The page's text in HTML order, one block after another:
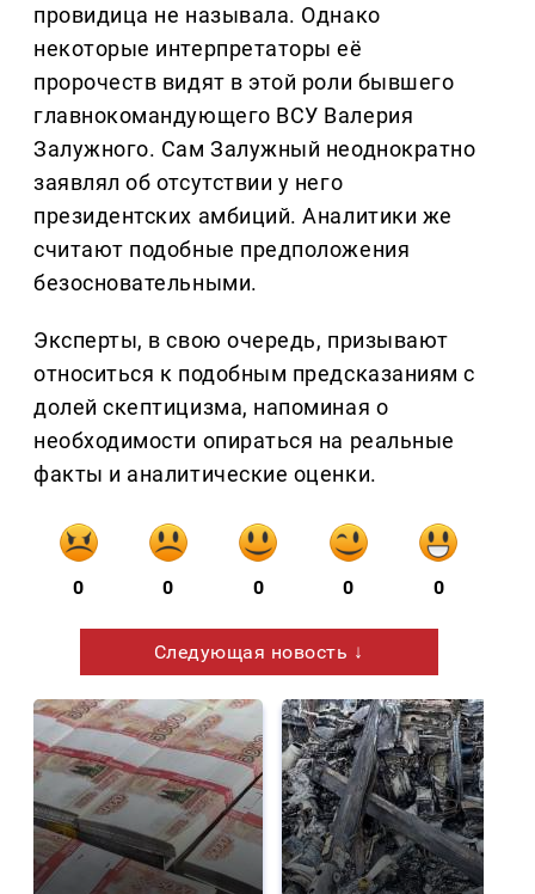
провидица не называла. Однако
некоторые интерпретаторы её
пророчеств видят в этой роли бывшего
главнокомандующего ВСУ Валерия
Залужного. Сам Залужный неоднократно
заявлял об отсутствии у него
президентских амбиций. Аналитики же
считают подобные предположения
безосновательными.
Эксперты, в свою очередь, призывают
относиться к подобным предсказаниям с
долей скептицизма, напоминая о
необходимости опираться на реальные
факты и аналитические оценки.
0 0 0 0 0
Следующая новость ↓